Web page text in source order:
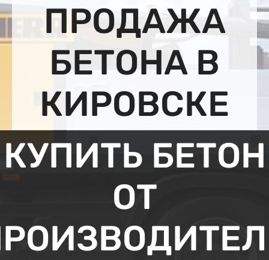
ПРОДАЖА
БЕТОНА В
КИРОВСКЕ
КУПИТЬ БЕТОН
ОТ